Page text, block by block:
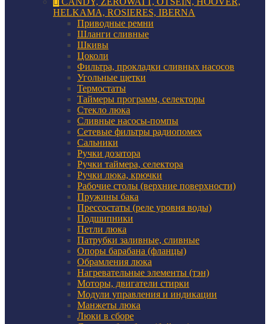
HELKAMA, ROSIERES, IBERNA
Приводные ремни
Шланги сливные
Шкивы
Цоколи
Фильтра, прокладки сливных насосов
Угольные щетки
Термостаты
Таймеры программ, селекторы
Стекло люка
Сливные насосы-помпы
Сетевые фильтры радиопомех
Сальники
Ручки дозатора
Ручки таймера, селектора
Ручки люка, крючки
Рабочие столы (верхние поверхности)
Пружины бака
Прессостаты (реле уровня воды)
Подшипники
Петли люка
Патрубки заливные, сливные
Опоры барабана (фланцы)
Обрамления люка
Нагревательные элементы (тэн)
Моторы, двигатели стирки
Модули управления и индикации
Манжеты люка
Люки в сборе